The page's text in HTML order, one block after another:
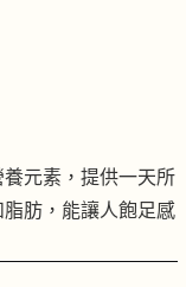
元素，提供一天所
肪，能讓人飽足感